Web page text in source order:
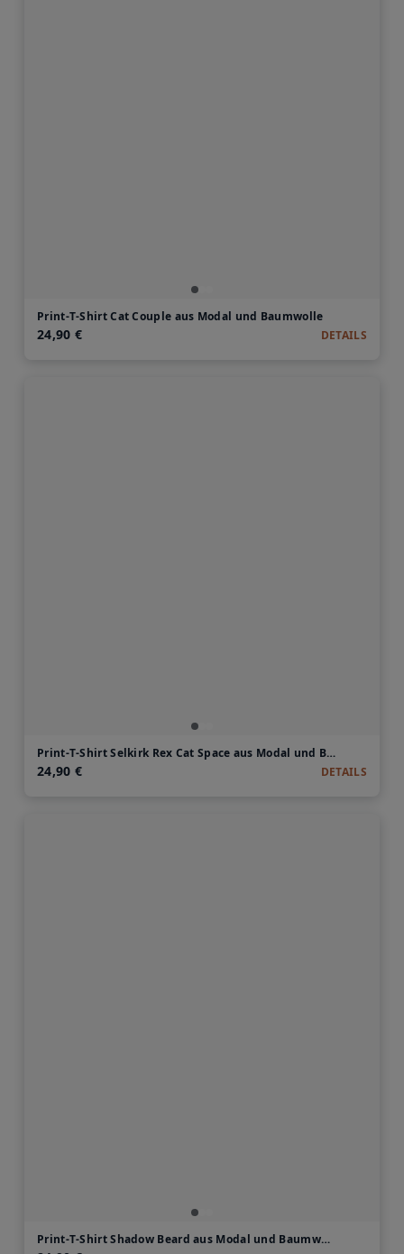
Print-T-Shirt Cat Couple aus Modal und Baumwolle
24,90 € DETAILS
Print-T-Shirt Selkirk Rex Cat Space aus Modal und Baumwolle
24,90 € DETAILS
Print-T-Shirt Shadow Beard aus Modal und Baumwolle